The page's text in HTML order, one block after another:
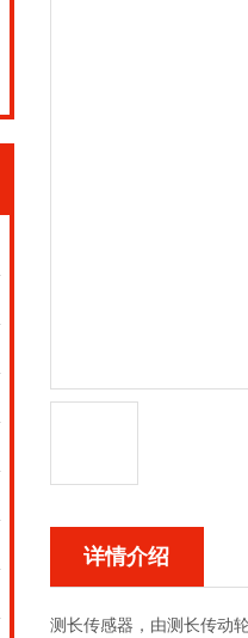
详情介绍
测长传感器，由测长传动